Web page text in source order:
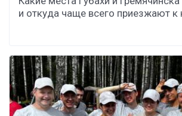
и откуда чаще всего приезжают к